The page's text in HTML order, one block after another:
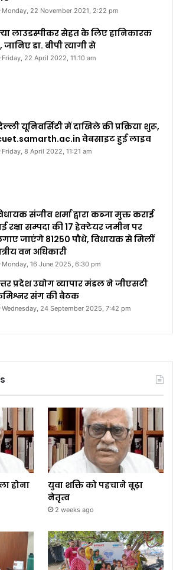
Monday, 22 November 2021, 2:22 pm
लाउडस्पीकर सेहत के लिए हानिकारक
जानिए डा. बीपी त्यागी से
Friday, 22 April 2022, 11:10 am
यूनिवर्सिटी में दाखिले की प्रक्रिया शुरू,
वेबसाइट हुई लाइव
Friday, 8 April 2022, 11:21 am
संजीव शर्मा द्वारा कब्जा मुक्त कराई
रक्षा सम्पदा की 17 हेक्टेयर जमीन पर
जाएंगे 81250 पौधे, विधायक से मिलीं
वन अधिकारी
Monday, 16 June 2025, 6:30 pm
प्रदेश उद्योग व्यापार मंडल ने जीएसटी
संग की बैठक
Wednesday, 24 September 2025, 7:42 pm
होना
युवा शक्ति को पहचाने बूढ़ा
नेतृत्व
2 weeks ago